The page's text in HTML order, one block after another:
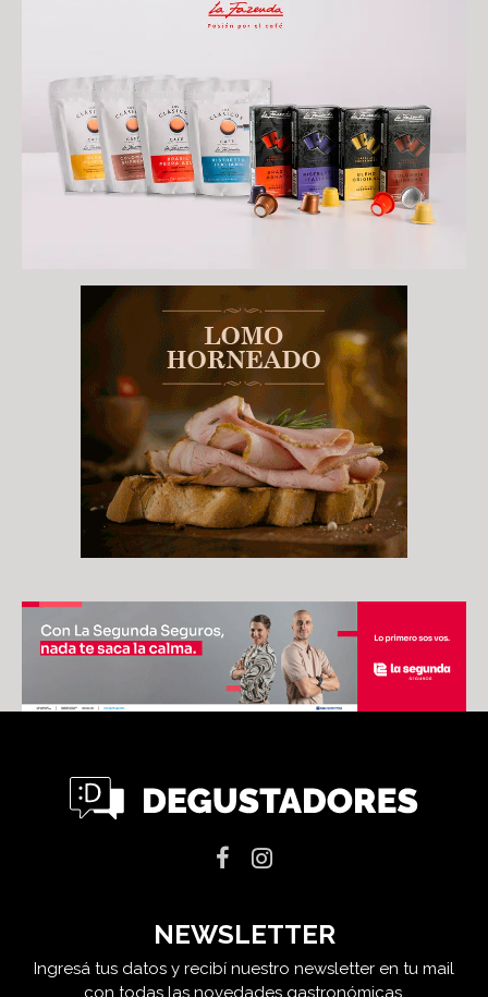
NEWSLETTER
Ingresá tus datos y recibí nuestro newsletter en tu mail
con todas las novedades gastronómicas.